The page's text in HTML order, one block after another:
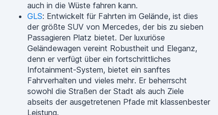
auch in die Wüste fahren kann.
GLS: Entwickelt für Fahrten im Gelände, ist dies
der größte SUV von Mercedes, der bis zu sieben
Passagieren Platz bietet. Der luxuriöse
Geländewagen vereint Robustheit und Eleganz,
denn er verfügt über ein fortschrittliches
Infotainment-System, bietet ein sanftes
Fahrverhalten und vieles mehr. Er beherrscht
sowohl die Straßen der Stadt als auch Ziele
abseits der ausgetretenen Pfade mit klassenbester
Leistung.